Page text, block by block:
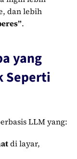
dan lebih
.
yang
Seperti
LLM yang:
di layar,